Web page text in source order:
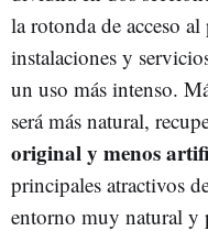
la rotonda de acceso al
instalaciones y
un uso más intenso.
será más natural,
original y menos
principales atractivos
entorno muy natural y